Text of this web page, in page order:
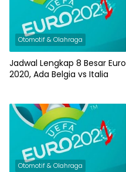
Otomotif & Olahraga
Jadwal Lengkap 8 Besar Euro
2020, Ada Belgia vs Italia
Otomotif & Olahraga